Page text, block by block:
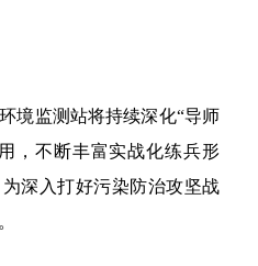
境监测站将持续深化“导师
，不断丰富实战化练兵形
深入打好污染防治攻坚战